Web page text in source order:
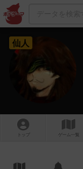
仙人
トップ ゲーム一覧